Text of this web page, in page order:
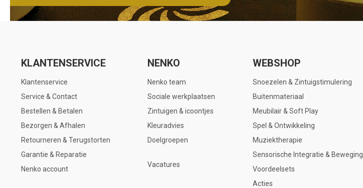
KLANTENSERVICE
Klantenservice
Service & Contact
Bestellen & Betalen
Bezorgen & Afhalen
Retourneren & Terugstorten
Garantie & Reparatie
Nenko account
NENKO
Nenko team
Sociale werkplaatsen
Zintuigen & icoontjes
Kleuradvies
Doelgroepen
Vacatures
WEBSHOP
Snoezelen & Zintuigstimulering
Buitenmateriaal
Meubilair & Soft Play
Spel & Ontwikkeling
Muziektherapie
Sensorische Integratie & Beweging
Voordeelsets
Acties